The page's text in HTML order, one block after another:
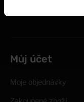
Můj účet
Moje objednávky